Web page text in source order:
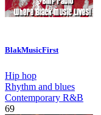
BlakMusicFirst
Hip hop
Rhythm and blues
Contemporary R&B
69